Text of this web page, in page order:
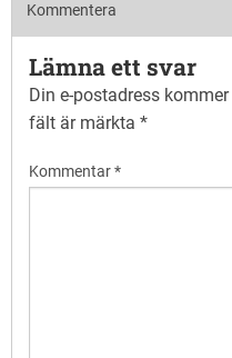
Kommentera
Lämna ett svar
Din e-postadress
fält är märkta *
Kommentar*